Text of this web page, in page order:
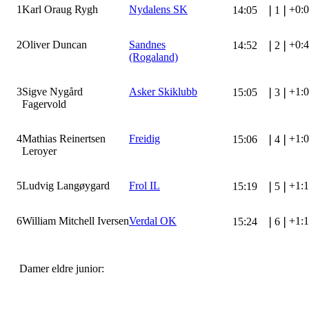
1Karl Oraug Rygh Nydalens SK 14:05 1
2Oliver Duncan
Sandnes
(Rogaland)
14:52 2
3Sigve Nygård
Fagervold
Asker Skiklubb 15:05 3
4Mathias Reinertsen
Leroyer
Freidig 15:06 4
5Ludvig Langøygard Frol IL 15:19 5
6William Mitchell IversenVerdal OK 15:24 6
Damer eldre junior: